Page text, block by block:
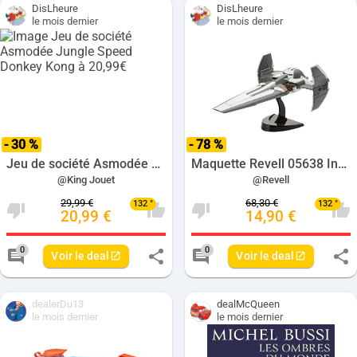
DisLheure
le mois dernier
Jeu de société Asmodée Jungle Speed Donkey Kong à 20,99€
@King Jouet
Nombre de votes negatives pour ce deal:
29,99 €
- 30 %
20,99 €
132 °
Nombre de votes
0
Nombre de commentaires pour ce deal: 0
Voir le deal
DisLheure
le mois dernier
Maquette Revell 05638 Infiltrateur Sith de Dark Maul 1/120 - à 14,90€
@Revell
Nombre de votes
68,30 €
- 78 %
14,90 €
132 °
0
Nombre de
Voir le deal
dealerDu13
le mois dernier
dealMcQueen
le mois dernier